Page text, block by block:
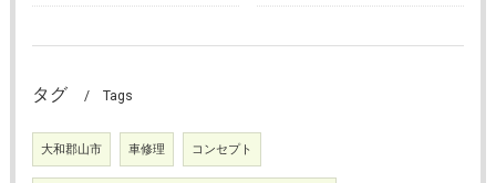
タグ Tags
大和郡山市 車修理 コンセプト